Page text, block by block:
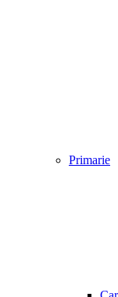
Primarie